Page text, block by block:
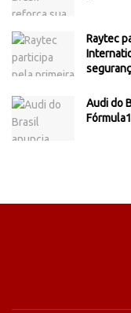
Raytec
Audi do